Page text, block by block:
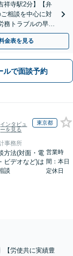
祥寺駅2分】【弁
相談を中心に対
務トラブルの早期
金表を見る
ルで面談予約
インタビュ
ーを見る
東京都
事務所
方法(対面・電
ビデオなど)は
談
営業時
間：本日
定休日
【労使共に実績豊